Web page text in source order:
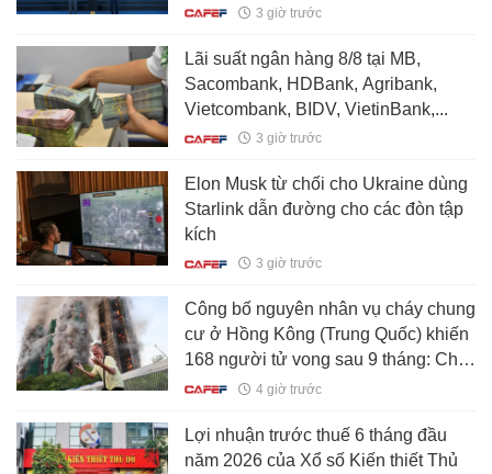
3 giờ trước
Lãi suất ngân hàng 8/8 tại MB,
Sacombank, HDBank, Agribank,
Vietcombank, BIDV, VietinBank,...
3 giờ trước
Elon Musk từ chối cho Ukraine dùng
Starlink dẫn đường cho các đòn tập
kích
3 giờ trước
Công bố nguyên nhân vụ cháy chung
cư ở Hồng Kông (Trung Quốc) khiến
168 người tử vong sau 9 tháng: Chỉ
bắt nguồn từ một đầu thuốc lá
4 giờ trước
Lợi nhuận trước thuế 6 tháng đầu
năm 2026 của Xổ số Kiến thiết Thủ